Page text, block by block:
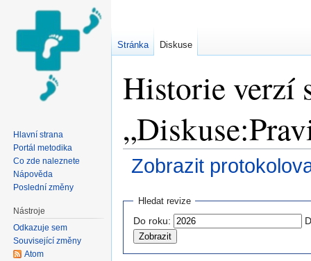
Historie verzí
Zobrazit
Hledat revize
Do roku:
Stránka Diskuse
Hlavní strana
Portál metodika
Co zde naleznete
Nápověda
Poslední změny
Nástroje
Odkazuje sem
Související změny
Atom